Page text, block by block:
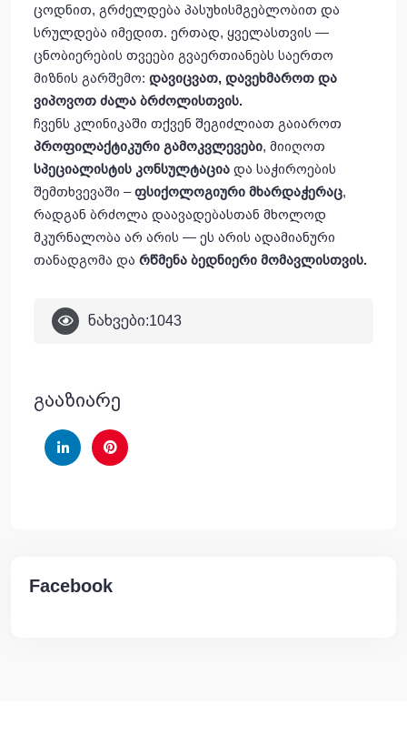
ცოდნით, გრძელდება პასუხისმგებლობით და
სრულდება იმედით. ერთად, ყველასთვის —
ცნობიერების თვეები გვაერთიანებს საერთო
მიზნის გარშემო: დავიცვათ, დავეხმაროთ და
ვიპოვოთ ძალა ბრძოლისთვის.
ჩვენს კლინიკაში თქვენ შეგიძლიათ გაიაროთ
პროფილაქტიკური გამოკვლევები, მიიღოთ
სპეციალისტის კონსულტაცია და საჭიროების
შემთხვევაში –ფსიქოლოგიური მხარდაჭერაც,
რადგან ბრძოლა დაავადებასთან მხოლოდ
მკურნალობა არ არის — ეს არის ადამიანური
თანადგომა და რწმენა ბედნიერი მომავლისთვის.
ნახვები:1043
გააზიარე
Facebook